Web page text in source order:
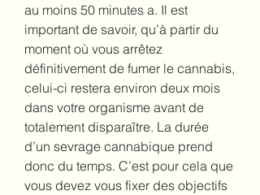
au moins 50 minutes a. Il est
important de savoir, qu’à partir du
moment où vous arrêtez
définitivement de fumer le cannabis,
celui-ci restera environ deux mois
dans votre organisme avant de
totalement disparaître. La durée
d’un sevrage cannabique prend
donc du temps. C’est pour cela que
vous devez vous fixer des objectifs